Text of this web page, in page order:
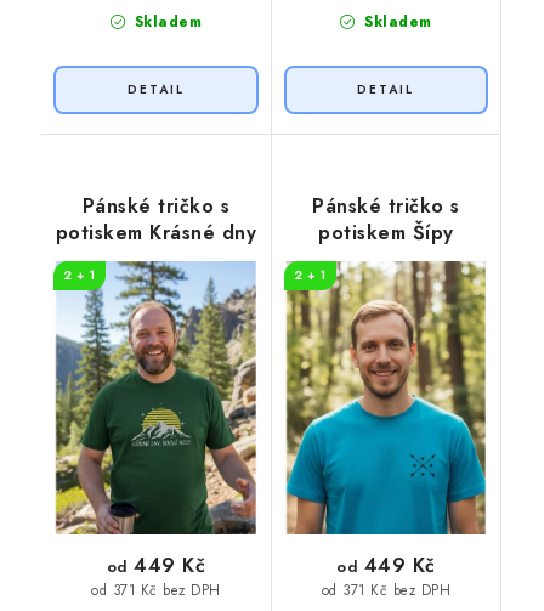
Skladem Skladem
Pánské tričko s
potiskem Krásné dny
2 + 1
od 371 Kč bez DPH
od 449 Kč
Pánské tričko s
potiskem Šípy
2 + 1
od 371 Kč bez DPH
od 449 Kč